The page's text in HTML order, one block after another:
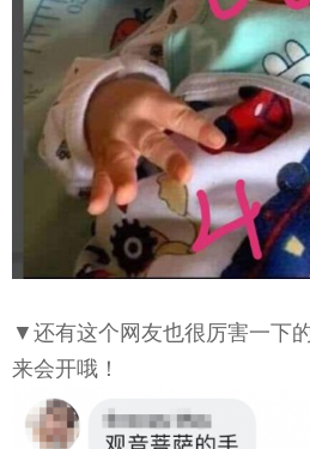
▼还有这个网友也很厉害一下
来会开哦！